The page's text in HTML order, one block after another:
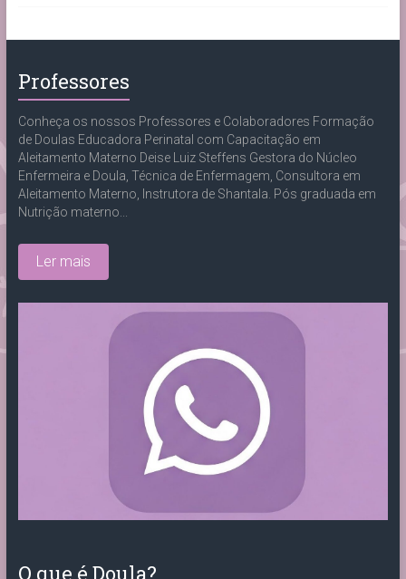
Professores
Conheça os nossos Professores e Colaboradores Formação
de Doulas Educadora Perinatal com Capacitação em
Aleitamento Materno Deise Luiz Steffens Gestora do Núcleo
Enfermeira e Doula, Técnica de Enfermagem, Consultora em
Aleitamento Materno, Instrutora de Shantala. Pós graduada em
Nutrição materno...
Ler mais
O que é Doula?